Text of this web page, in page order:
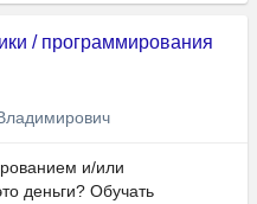
/ программирования
и/или
деньги? Обучать